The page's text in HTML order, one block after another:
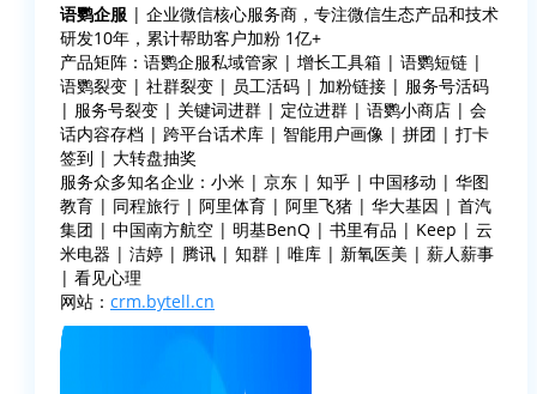
语鹦企服 | 企业微信核心服务商，专注微信生态产品和技术
研发10年，累计帮助客户加粉 1亿+
产品矩阵：语鹦企服私域管家 | 增长工具箱 | 语鹦短链 |
语鹦裂变 | 社群裂变 | 员工活码 | 加粉链接 | 服务号活码
| 服务号裂变 | 关键词进群 | 定位进群 | 语鹦小商店 | 会
话内容存档 | 跨平台话术库 | 智能用户画像 | 拼团 | 打卡
签到 | 大转盘抽奖
服务众多知名企业：小米 | 京东 | 知乎 | 中国移动 | 华图
教育 | 同程旅行 | 阿里体育 | 阿里飞猪 | 华大基因 | 首汽
集团 | 中国南方航空 | 明基BenQ | 书里有品 | Keep | 云
米电器 | 洁婷 | 腾讯 | 知群 | 唯库 | 新氧医美 | 薪人薪事
| 看见心理
网站： crm.bytell.cn